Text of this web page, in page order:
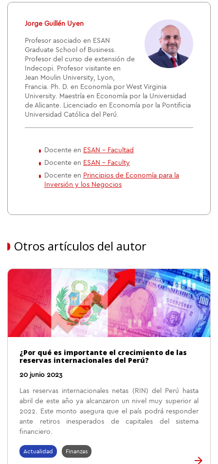
Jorge Guillén Uyen
Profesor asociado en ESAN
Graduate School of Business.
Profesor del curso de extensión de
Indecopi. Profesor visitante en
Jean Moulin University, Lyon,
Francia. Ph. D. en Economía por West Virginia
University. Maestría en Economía por la Universidad
de Alicante. Licenciado en Economía por la Pontificia
Universidad Católica del Perú.
Docente en ESAN - Facultad
Docente en ESAN - Faculty
Docente en Principios de Economía para la
Inversión y los Negocios
Otros artículos del autor
¿Por qué es importante el crecimiento de las
reservas internacionales del Perú?
20 junio 2023
Las reservas internacionales netas (RIN) del Perú hasta
abril de este año ya alcanzaron un nivel muy superior al
2022. Este monto asegura que el país podrá responder
ante retiros inesperados de capitales del sistema
financiero.
Actualidad Finanzas